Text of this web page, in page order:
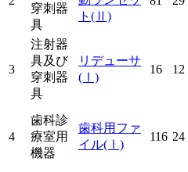
穿刺器
具
ト (Ⅱ)
3
注射器
具及び
穿刺器
具
リデューサ
(Ⅰ)
16 12
4
歯科診
療室用
機器
歯科用ファ
イル(Ⅰ)
116 24